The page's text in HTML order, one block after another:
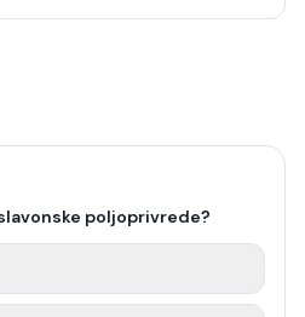
poljoprivrede?